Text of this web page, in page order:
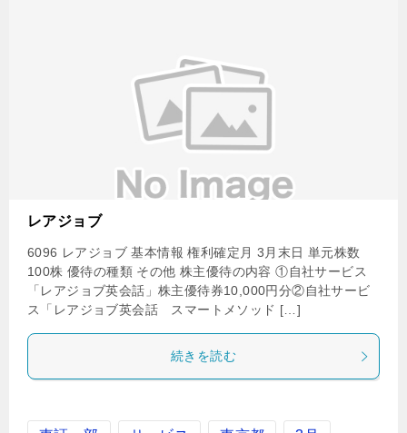
レアジョブ
6096 レアジョブ 基本情報 権利確定月 3月末日 単元株数
100株 優待の種類 その他 株主優待の内容 ①自社サービス
「レアジョブ英会話」株主優待券10,000円分②自社サービ
ス「レアジョブ英会話 スマートメソッド […]
続きを読む